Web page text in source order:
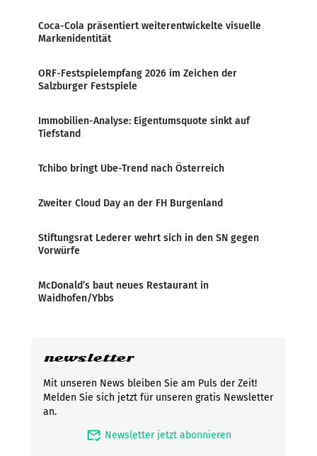
Coca-Cola präsentiert weiterentwickelte visuelle
Markenidentität
ORF-Festspielempfang 2026 im Zeichen der
Salzburger Festspiele
Immobilien-Analyse: Eigentumsquote sinkt auf
Tiefstand
Tchibo bringt Ube-Trend nach Österreich
Zweiter Cloud Day an der FH Burgenland
Stiftungsrat Lederer wehrt sich in den SN gegen
Vorwürfe
McDonald’s baut neues Restaurant in
Waidhofen/Ybbs
newsletter
Mit unseren News bleiben Sie am Puls der Zeit!
Melden Sie sich jetzt für unseren gratis Newsletter
an.
mark_email_read Newsletter jetzt abonnieren